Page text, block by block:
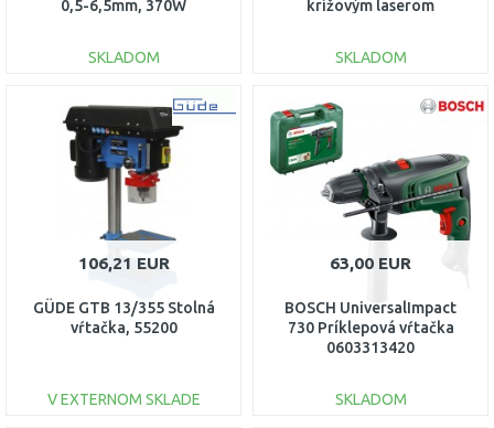
0,5-6,5mm, 370W
SKLADOM
DO KOŠÍKA
Porovnať
krížovým laserom
SKLADOM
DO KOŠÍKA
106,21 EUR
GÜDE GTB 13/355 Stolná
vŕtačka, 55200
V EXTERNOM SKLADE
63,00 EUR
BOSCH UniversalImpact
730 Príklepová vŕtačka
0603313420
SKLADOM